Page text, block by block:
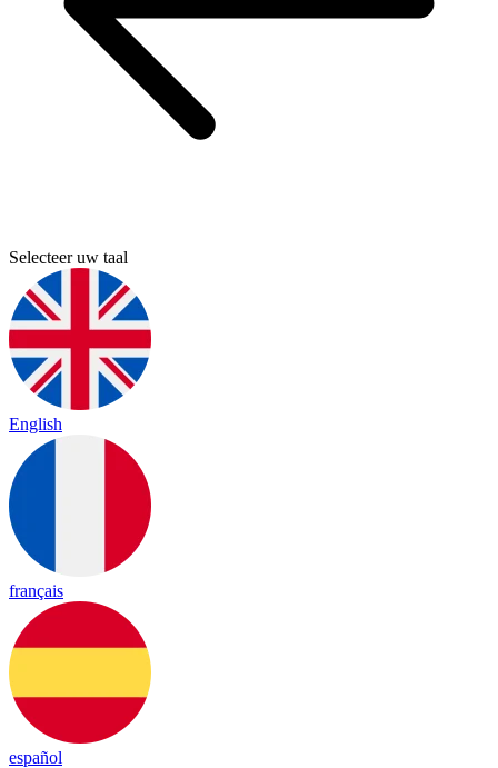
Selecteer uw taal
English
français
español